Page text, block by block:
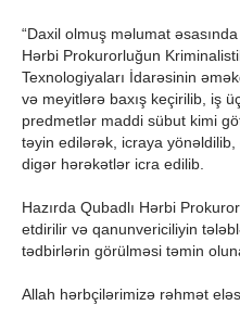
“Daxil olmuş məlumat
Hərbi Prokurorluğun
Texnologiyaları İdarəsinin
və meyitlərə baxış keçirilib, iş
predmetlər maddi sübut kimi
təyin edilərək, icraya yönəldilib,
digər hərəkətlər icra edilib.
Hazırda Qubadlı Hərbi
etdirilir və qanunvericiliyin
tədbirlərin görülməsi təmin
Allah hərbçilərimizə rəhmət